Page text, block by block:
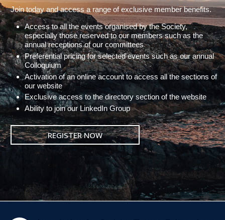
Join today and access a range of exclusive member benefits.
Access to all the events organised by the Society,
especially those reserved to our members such as the
annual receptions of our committees
Preferential pricing for selected events such as our annual
Colloquium
Activation of an online account to access all the sections of
our website
Exclusive access to the directory section of the website
Ability to join our LinkedIn Group
REGISTER NOW